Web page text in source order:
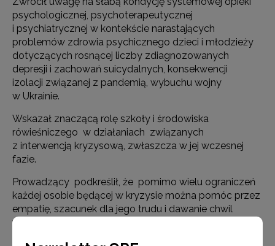
psychologicznej, psychoterapeutycznej
i psychiatrycznej w kontekście narastających
problemów zdrowia psychicznego dzieci i młodzieży
dotyczących rosnącej liczby zdiagnozowanych
depresji i zachowań suicydalnych, konsekwencji
izolacji związanej z pandemią, wybuchu wojny
w Ukrainie.
Wskazał znaczącą rolę szkoły i środowiska
rówieśniczego w działaniach związanych
z interwencją kryzysową, zwłaszcza w jej wczesnej
fazie.
Prowadzący podkreślił, że pomimo wielu ograniczeń
każdej osobie będącej w kryzysie można pomóc przez
empatię, szacunek dla jego trudu i dawanie chwil
wytchnienia.